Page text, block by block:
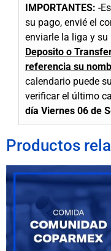
IMPORTANTES: -
su pago, envié el
enviarle la liga y
Deposito o
referencia su
calendario puede
verificar el último
día Viernes 06 de
Productos